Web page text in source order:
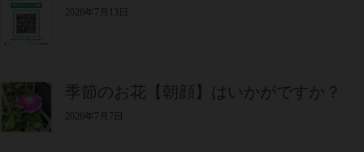
2026年7月13日
季節のお花【朝顔】はいかがですか？
2026年7月7日